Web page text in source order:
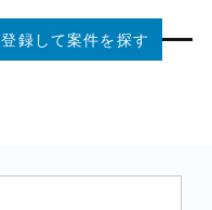
登録して案件を探す